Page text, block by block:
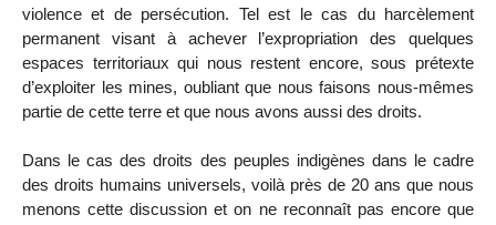
violence et de persécution. Tel est le cas du harcèlement
permanent visant à achever l’expropriation des quelques
espaces territoriaux qui nous restent encore, sous prétexte
d’exploiter les mines, oubliant que nous faisons nous-mêmes
partie de cette terre et que nous avons aussi des droits.
Dans le cas des droits des peuples indigènes dans le cadre
des droits humains universels, voilà près de 20 ans que nous
menons cette discussion et on ne reconnaît pas encore que